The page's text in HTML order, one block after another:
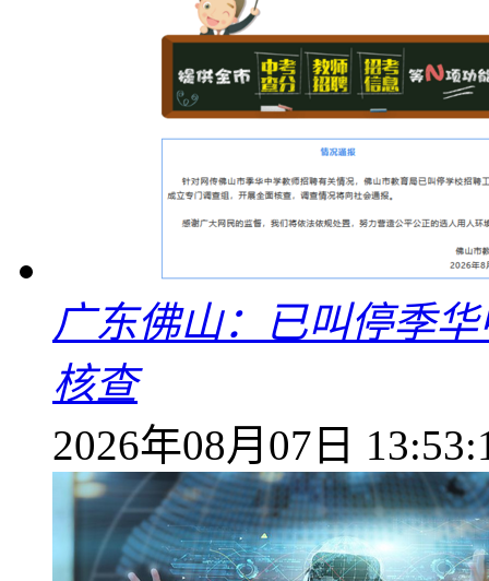
广东佛山：已叫停季
核查
2026年08月07日